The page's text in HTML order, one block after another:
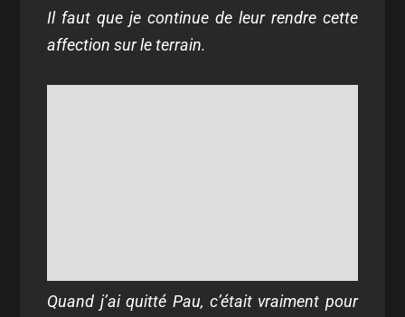
Il faut que je continue de leur rendre cette
affection sur le terrain.
Quand j’ai quitté Pau, c’était vraiment pour